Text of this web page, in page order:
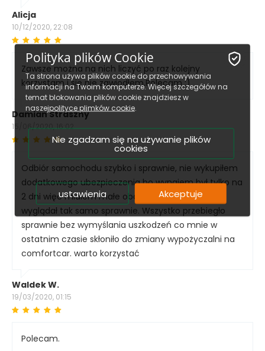
Alicja
10/12/2020, 22:08
Zawsze można na nich liczyć po raz kolejny
korzystam i się nie zawiodłem,Polecam :)
Damian Straszny
15/06/2020, 16:02
Odbiór samochodu szybko i sprawnie, nie wykupiłem
dodatkowego ubezpieczenia bo wynajem był tylko na
2 dni więc miałem małe obawy czy zwrot będzie
wyglądał tak samo sprawnie. Wszystko przebiegło
sprawnie bez wymyślania uszkodzeń co mnie w
ostatnim czasie skłoniło do zmiany wypożyczalni na
comfortcar. warto korzystać
Waldek W.
19/03/2020, 01:15
Polecam.
Polityka plików Cookie
Ta strona używa plików cookie do przechowywania
informacji na Twoim komputerze. Więcej szczegółów na
temat blokowania plików cookie znajdziesz w
naszejpolityce plimków cookie.
Nie zgadzam się na używanie plików
cookies
ustawienia Akceptuje